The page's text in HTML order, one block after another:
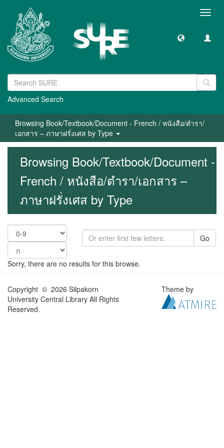
Advanced Search
Browsing Book/Textbook/Document - French / หนังสือ/ตำรา/
เอกสาร – ภาษาฝรั่งเศส by Type
Browsing Book/Textbook/Document -
French / หนังสือ/ตำรา/เอกสาร –
ภาษาฝรั่งเศส by Type
Go
Sorry, there are no results for this browse.
Copyright © 2026 Silpakorn
University Central Library All Rights
Reserved.
Theme by